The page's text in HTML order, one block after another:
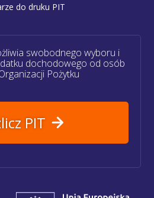
do druku PIT
swobodnego wyboru i
dochodowego od osób
Pożytku
PIT